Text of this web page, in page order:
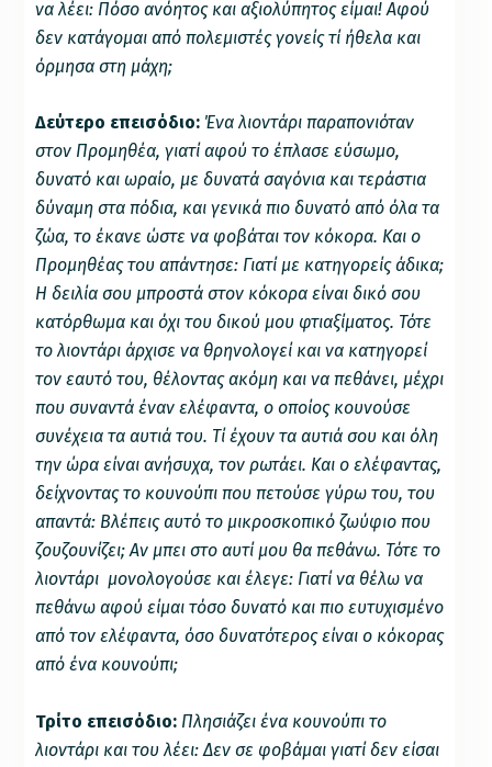
να λέει: Πόσο ανόητος και αξιολύπητος είμαι! Αφού
δεν κατάγομαι από πολεμιστές γονείς τί ήθελα και
όρμησα στη μάχη;
Δεύτερο επεισόδιο: Ένα λιοντάρι παραπονιόταν
στον Προμηθέα, γιατί αφού το έπλασε εύσωμο,
δυνατό και ωραίο, με δυνατά σαγόνια και τεράστια
δύναμη στα πόδια, και γενικά πιο δυνατό από όλα τα
ζώα, το έκανε ώστε να φοβάται τον κόκορα. Και ο
Προμηθέας του απάντησε: Γιατί με κατηγορείς άδικα;
Η δειλία σου μπροστά στον κόκορα είναι δικό σου
κατόρθωμα και όχι του δικού μου φτιαξίματος. Τότε
το λιοντάρι άρχισε να θρηνολογεί και να κατηγορεί
τον εαυτό του, θέλοντας ακόμη και να πεθάνει, μέχρι
που συναντά έναν ελέφαντα, ο οποίος κουνούσε
συνέχεια τα αυτιά του. Τί έχουν τα αυτιά σου και όλη
την ώρα είναι ανήσυχα, τον ρωτάει. Και ο ελέφαντας,
δείχνοντας το κουνούπι που πετούσε γύρω του, του
απαντά: Βλέπεις αυτό το μικροσκοπικό ζωύφιο που
ζουζουνίζει; Αν μπει στο αυτί μου θα πεθάνω. Τότε το
λιοντάρι μονολογούσε και έλεγε: Γιατί να θέλω να
πεθάνω αφού είμαι τόσο δυνατό και πιο ευτυχισμένο
από τον ελέφαντα, όσο δυνατότερος είναι ο κόκορας
από ένα κουνούπι;
Τρίτο επεισόδιο: Πλησιάζει ένα κουνούπι το
λιοντάρι και του λέει: Δεν σε φοβάμαι γιατί δεν είσαι